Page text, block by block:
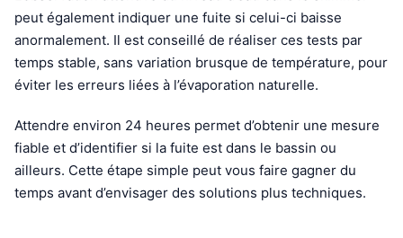
peut également indiquer une fuite si celui-ci baisse
anormalement. Il est conseillé de réaliser ces tests par
temps stable, sans variation brusque de température, pour
éviter les erreurs liées à l’évaporation naturelle.
Attendre environ 24 heures permet d’obtenir une mesure
fiable et d’identifier si la fuite est dans le bassin ou
ailleurs. Cette étape simple peut vous faire gagner du
temps avant d’envisager des solutions plus techniques.